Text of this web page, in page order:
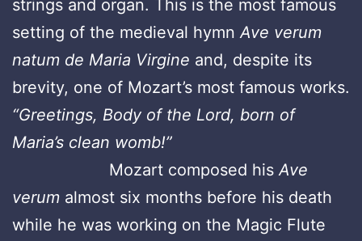
strings and organ. This is the most famous
setting of the medieval hymnAve verum
natum de Maria Virgine and, despite its
brevity, one of Mozart’s most famous works.
“Greetings, Body of the Lord, born of
Maria’s clean womb!”
Mozart composed hisAve
verum almost six months before his death
while he was working on the Magic Flute